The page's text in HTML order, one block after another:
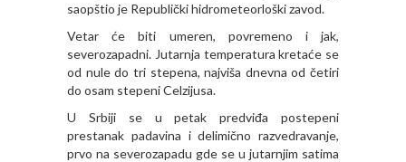
saopštio je Republički hidrometeorloški zavod.
Vetar će biti umeren, povremeno i jak,
severozapadni. Jutarnja temperatura kretaće se
od nule do tri stepena, najviša dnevna od četiri
do osam stepeni Celzijusa.
U Srbiji se u petak predviđa postepeni
prestanak padavina i delimično razvedravanje,
prvo na severozapadu gde se u jutarnjim satima